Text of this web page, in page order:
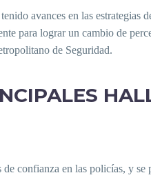
avances en las estrategias
para lograr un cambio de
de Seguridad.
confianza en las policías, y